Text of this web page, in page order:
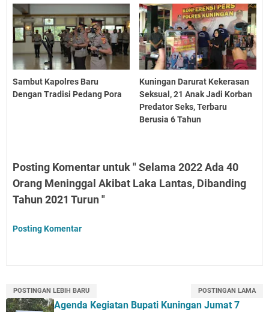
Sambut Kapolres Baru
Dengan Tradisi Pedang Pora
Kuningan Darurat Kekerasan
Seksual, 21 Anak Jadi Korban
Predator Seks, Terbaru
Berusia 6 Tahun
Posting Komentar untuk " Selama 2022 Ada 40
Orang Meninggal Akibat Laka Lantas, Dibanding
Tahun 2021 Turun "
Posting Komentar
POSTINGAN LEBIH BARU POSTINGAN LAMA
Agenda Kegiatan Bupati Kuningan Jumat 7